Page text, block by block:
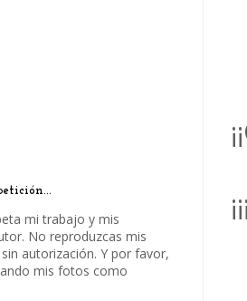
mi trabajo y mis
No reproduzcas mis
autorización. Y por favor,
mis fotos como